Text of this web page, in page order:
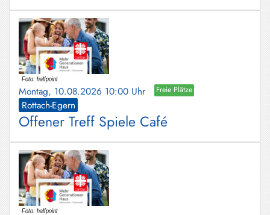
Montag, 10.08.2026 10:00 Uhr Freie Plätze
Rottach-Egern
Offener Treff Spiele Café